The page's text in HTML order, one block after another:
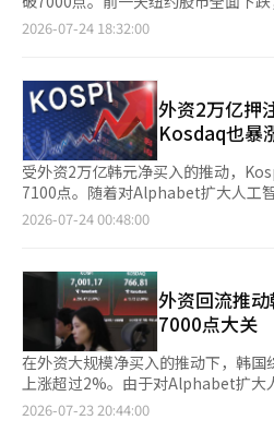
出困境，这一点是积极的。”※ 本报
与编辑。
IPS（-8.29%）、Pharma
Bio（-3.95%）等股票均出现下跌。
※ 本报道经人工智能（AI）系统翻译
资抛售主要集中在半导体等大型股票上。 当天，韩国证券
上，外资净卖出32685亿韩元，机构
大，两个市场均启动了卖出暂停机制
分启动了证券市场程序性卖出报价的
午11时47分，KOSDAQ市场也启动了卖出暂
的股票中，SK Square下跌9.17%，
士下跌8.34%，三星电子下跌7.59%
源解决方案下跌5.32%，三星物产下
3.49%，KB金融下跌2.72%，大部分
而言，三星生物制剂因第二季度业绩
（5.56%）。该指数开盘时为816.39
点（1.79%），随后跌幅扩大。 在KOSDAQ市场，外资和机构分别
净卖出1304亿韩元和3587亿韩元，
韩元。 在市值前列的股票中，Rainbow Robotics下跌16.73%，
Jusung Engineering下跌13.97%，
IoTech下跌9.13%，PSK下跌
EcoPro下跌7.12%，Rino工业下跌
2.42%，Alteogen下跌2.28%，
致今日早盘表现疲软。 根据韩国交易所的数据，截至24日上午9时
点（1.35%）。 在证券市场上，外国投资者净卖出4176亿韩元，
机构也净卖出1321亿韩元。与此同
5704亿韩元。 在Kospi市值前列的股票中，三星生物制药（上涨
4.06%）是唯一上涨的股票。相反，
海力士（下跌4.01%）、SK广场（下
5.21%）、LG能源解决方案（下跌
3.61%）、KB金融（下跌3.52%）、
亚（下跌3.20%）、三星电机（下跌
772.15点。在Kosdaq市场上，个人
国投资者和机构分别净卖出646亿韩元和544
值前列的股票中，HLB（上涨
器人（下跌9.84%）、EcoPro BM
IPS（下跌5.47%）、EcoPro（下跌
4.45%）、Rino工业（下跌4.33%）
Alteogen（下跌1.14%）等均出现下跌。 当天国内股市
因前一天美国大科技股暴跌而进行的
2026-07-24 18:32:00
外资2万亿押
Kosdaq也暴
受外资2万亿韩元净买入的推动，
7100点。随着对Alphabet扩大人工
电子和SK海力士等半导体股表现强劲
度上涨至7137.20点，突破7100点。 在证券市场上，外资净买入2
万1351亿韩元，推动指数上涨。机
人则净卖出2万2107亿韩元。 市值前列的股票大多上涨。三星电子
收盘上涨3.65%，报27万韩元；SK海
9000韩元。LG能源解决方案（
现代汽车（3.35%）等也表现强劲。 分析认为，Alphabet的良好
业绩和资本支出（CAPEX）扩大提升
Alphabet宣布第二季度云服务收入同
2026-07-24 00:48:00
外资回流推
7000点大关
在外资大规模净买入的推动下，韩国
上涨超过2%。由于对Alphabet扩大
三星电子和SK海力士等半导体股也随
2026-07-23 20:44:00